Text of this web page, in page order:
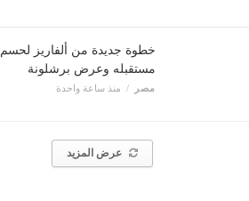
خطوة جديدة من ألفاريز لحسم
مستقبله وعرض برشلونة
مصر منذ ساعة واحدة
عرض المزيد